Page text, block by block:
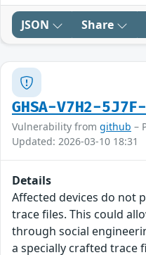
JSON Share
GHSA-V7H2-5J7F-
Vulnerability from github –
Updated: 2026-03-10 18:31
Details
Affected devices do not
trace files. This could
through social
a specially crafted trace